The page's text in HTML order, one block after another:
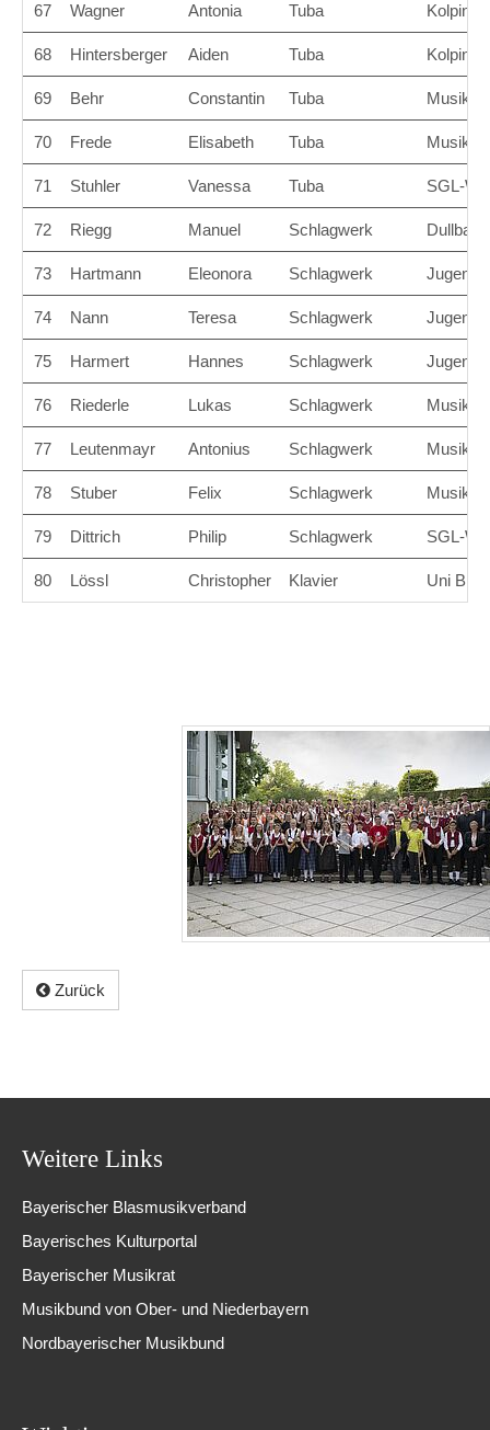
67 Wagner Antonia Tuba
68 Hintersberger Aiden Tuba
69 Behr Constantin Tuba
70 Frede Elisabeth Tuba
71 Stuhler Vanessa Tuba SGL-
72 Riegg Manuel Schlagwerk
73 Hartmann Eleonora Schlagwerk
74 Nann Teresa Schlagwerk
75 Harmert Hannes Schlagwerk
76 Riederle Lukas Schlagwerk
77 Leutenmayr Antonius Schlagwerk
78 Stuber Felix Schlagwerk
79 Dittrich Philip Schlagwerk SGL-
80 Lössl Christopher Klavier Uni Big
Zurück
Weitere Links
Bayerischer Blasmusikverband
Bayerisches Kulturportal
Bayerischer Musikrat
Musikbund von Ober- und Niederbayern
Nordbayerischer Musikbund